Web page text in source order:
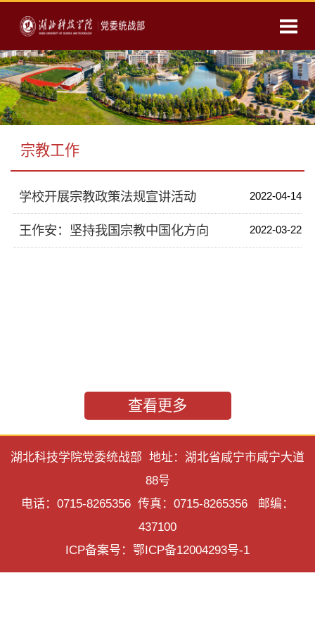
宗教工作
学校开展宗教政策法规宣讲活动 2022-04-14
王作安：坚持我国宗教中国化方向 2022-03-22
查看更多
湖北科技学院党委统战部 地址：湖北省咸宁市咸宁大道
88号
电话：0715-8265356 传真：0715-8265356 邮编：
437100
ICP备案号：鄂ICP备12004293号-1